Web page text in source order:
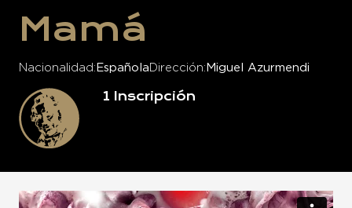
Mamá
Nacionalidad Española Dirección Miguel Azurmendi
1 Inscripción